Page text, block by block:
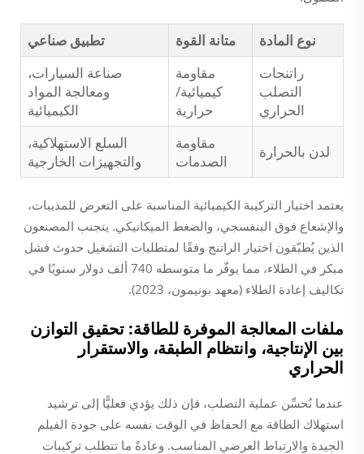
نوع المادة متانة القوة
تطبيق صناعي
راتنجات
التصلب
الحراري
مقاومة
كيميائية/
حرارية
صناعة السيارات،
ومعالجة المواد
الكيميائية
لدن بالحرارة
مقاومة
الصدمات
السلع الاستهلاكية،
والتجهيزات الخارجية
يعتمد اختيار التركيبة الكيميائية المناسبة على التعرض للمذيبات،
والإشعاع فوق البنفسجي، والضغط الميكانيكي. يتجنب المصنعون
الذين يُطبّقون اختيار الراتنج وفقًا لمتطلبات التشغيل حدوث فشل
مبكر في الطلاء، مما يوفّر ما متوسطه 740 ألف دولار سنويًا في
تكاليف إعادة الطلاء (معهد بونيمون، 2023).
ملفات المعالجة الموفرة للطاقة: تحقيق التوازن
بين الإنتاجية، وانتظام الطبقة، والاستقرار
الحراري
عندما نُحسِّن عملية التصلب، فإن ذلك يؤدي فعليًّا إلى ترشيد
استهلاك الطاقة مع الحفاظ في الوقت نفسه على جودة الفيلم
الجيدة والارتباط العرضي المناسب. وعادةً ما تتطلب تركيبات